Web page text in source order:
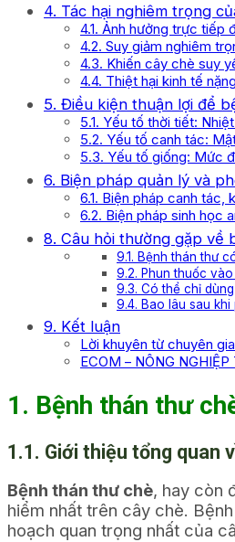
4. Tác hại nghiêm trọng
4.1. Ảnh hưởng trực tiếp
4.2. Suy giảm nghiêm
4.3. Khiến cây chè suy
4.4. Thiệt hại kinh tế
5. Điều kiện thuận lợi để
5.1. Yếu tố thời tiết:
5.2. Yếu tố canh tác:
5.3. Yếu tố giống: Mức
6. Biện pháp quản lý và
6.1. Biện pháp canh tác,
6.2. Biện pháp sinh học
8. Câu hỏi thường gặp về
9.1. Bệnh thán thư
9.2. Phun thuốc
9.3. Có thể chỉ
9.4. Bao lâu sau
9. Kết luận
Lời khuyên từ chuyên
ECOM – NÔNG
1. Bệnh thán thư
1.1. Giới thiệu tổng quan
Bệnh thán thư chè, hay còn
hiểm nhất trên cây chè.
hoạch quan trọng nhất của